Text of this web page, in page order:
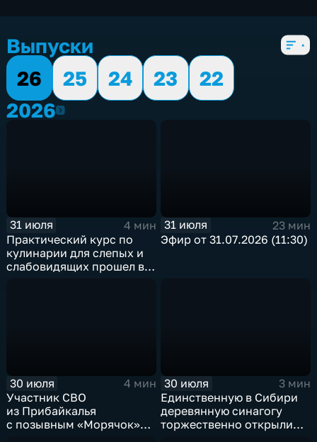
Выпуски
26
25 24 23
22
20262026
31 июля
4 мин
Практический курс по
кулинарии для слепых и
слабовидящих прошел в
31 июля
23 мин
Эфир от 31.07.2026 (11:30)
30 июля
4 мин
Участник СВО
из Прибайкалья
с позывным «Морячок»
30 июля
3 мин
Единственную в Сибири
деревянную синагогу
торжественно открыли